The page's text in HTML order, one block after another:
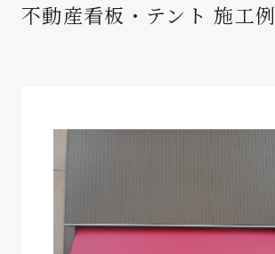
不動産看板・テント 施工例